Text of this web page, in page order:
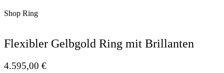
Shop Ring
Flexibler Gelbgold Ring mit Brillanten
4.595,00 €